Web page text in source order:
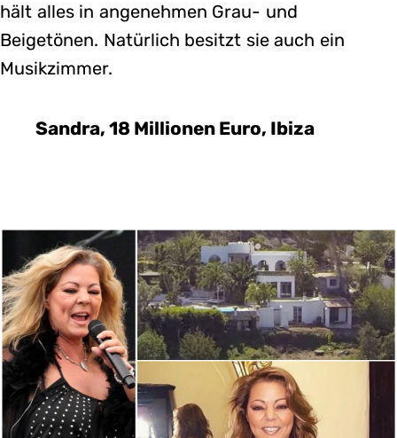
hält alles in angenehmen Grau- und
Beigetönen. Natürlich besitzt sie auch ein
Musikzimmer.
Sandra, 18 Millionen Euro, Ibiza